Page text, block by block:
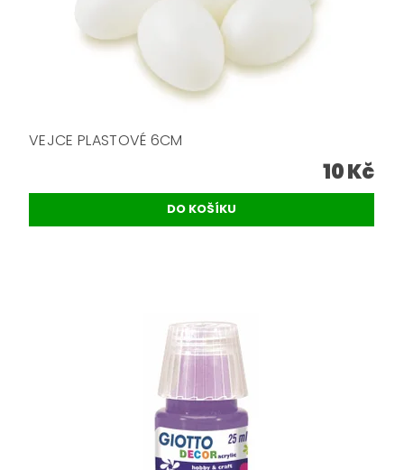
VEJCE PLASTOVÉ 6CM
10 Kč